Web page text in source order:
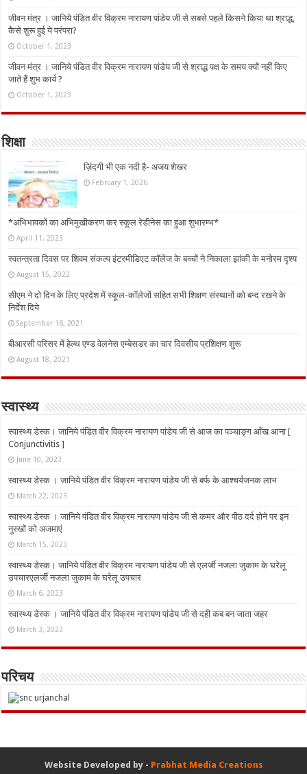
जीवन मंत्र । जानिये पंडित वीर विक्रम नारायण पांडेय जी से सबसे पहले किसने किया था श्राद्ध,
कैसे शुरू हुई ये परंपरा?
October 1, 2023
जीवन मंत्र । जानिये पंडित वीर विक्रम नारायण पांडेय जी से श्राद्ध पक्ष के समय क्यों नहीं किए
जाते हैं शुभ कार्य ?
October 1, 2023
शिक्षा
ज़िंदगी भी एक नदी है- अजय शेखर
February 1, 2026
*अभिभावकों का अभिमुखीकरण कर स्कूल रेडीनेस का हुआ शुभारम्भ*
April 11, 2023
स्वतन्त्रता दिवस पर शिवम संकल्प इंटरमीडिएट कॉलेज के बच्चों ने निकाला झांकी के मनोरम दृश्य
August 15, 2022
सीएम ने दो दिन के लिए प्रदेश में स्कूल-कॉलेजों सहित सभी शिक्षण संस्थानों को बन्द रखने के
निर्देश दिये
September 16, 2021
बीआरसी परिसर में हेल्थ एण्ड वेलनेस एम्बेसडर का चार दिवसीय प्रशिक्षण शुरू
August 18, 2021
स्वास्थ्य
स्वास्थ्य डेस्क। जानिये पंडित वीर विक्रम नारायण पांडेय जी से आज का पञ्चाङ्ग आँख आना [
Conjunctivitis ]
June 10, 2023
स्वास्थ्य डेस्क । जानिये पंडित वीर विक्रम नारायण पांडेय जी से बर्फ के आश्चर्यजनक लाभ
March 22, 2023
स्वास्थ्य डेस्क । जानिये पंडित वीर विक्रम नारायण पांडेय जी से कमर और पीठ दर्द होने पर इन
नुस्‍खों को अजमाएं
March 15, 2023
स्वास्थ्य डेस्क। जानिये पंडित वीर विक्रम नारायण पांडेय जी से एलर्जी नजला जुकाम के घरेलू
उपचारएलर्जी नजला जुकाम के घरेलू उपचार
March 6, 2023
स्वास्थ्य डेस्क । जानिये पंडित वीर विक्रम नारायण पांडेय जी से दही कब बन जाता जहर
March 3, 2023
परिचय
Website Developed by - Prabhat Media Creations